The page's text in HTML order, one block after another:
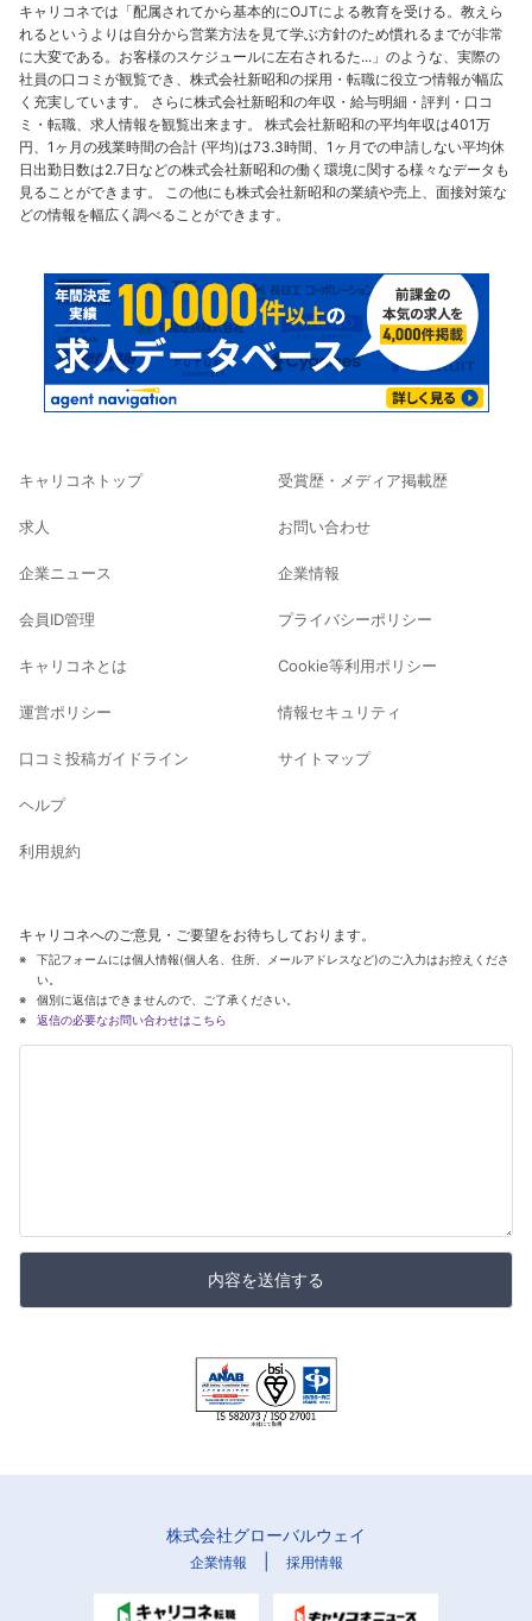
キャリコネでは「配属されてから基本的にOJTによる教育を受ける。教えら
れるというよりは自分から営業方法を見て学ぶ方針のため慣れるまでが非常
に大変である。お客様のスケジュールに左右されるた...」のような、実際の
社員の口コミが観覧でき、株式会社新昭和の採用・転職に役立つ情報が幅広
く充実しています。 さらに株式会社新昭和の年収・給与明細・評判・口コ
ミ・転職、求人情報を観覧出来ます。 株式会社新昭和の平均年収は401万
円、1ヶ月の残業時間の合計 (平均)は73.3時間、1ヶ月での申請しない平均休
日出勤日数は2.7日などの株式会社新昭和の働く環境に関する様々なデータも
見ることができます。 この他にも株式会社新昭和の業績や売上、面接対策な
どの情報を幅広く調べることができます。
キャリコネトップ
求人
企業ニュース
会員ID管理
キャリコネとは
運営ポリシー
口コミ投稿ガイドライン
ヘルプ
利用規約
受賞歴・メディア掲載歴
お問い合わせ
企業情報
プライバシーポリシー
Cookie等利用ポリシー
情報セキュリティ
サイトマップ
キャリコネへのご意見・ご要望をお待ちしております。
下記フォームには個人情報(個人名、住所、メールアドレスなど)のご入力はお控えくださ
い。
個別に返信はできませんので、ご了承ください。
返信の必要なお問い合わせはこちら
内容を送信する
株式会社グローバルウェイ
企業情報 採用情報